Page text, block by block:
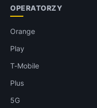
OPERATORZY
Orange
Play
T-Mobile
Plus
5G